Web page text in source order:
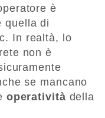
è
quella di
In realtà, lo
non è
se mancano
operatività della